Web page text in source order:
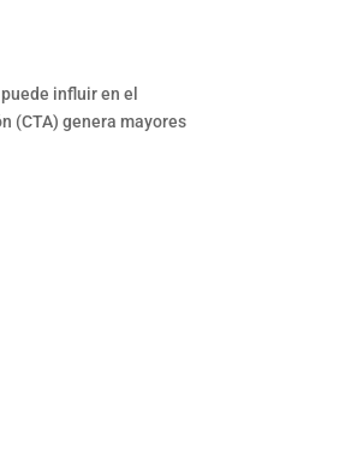
influir en el
(CTA) genera mayores